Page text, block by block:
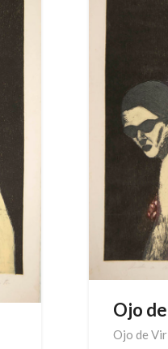
Ojo
Ojo de